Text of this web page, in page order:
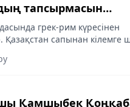
тапсырмасын
грек-рим күресінен
сапынан кілемге
Қамшыбек